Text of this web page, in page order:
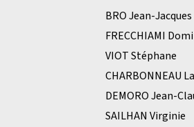
BRO Jean-Jacques
FRECCHIAMI
VIOT Stéphane
CHARBONNEAU
DEMORO Jean-
SAILHAN Virginie